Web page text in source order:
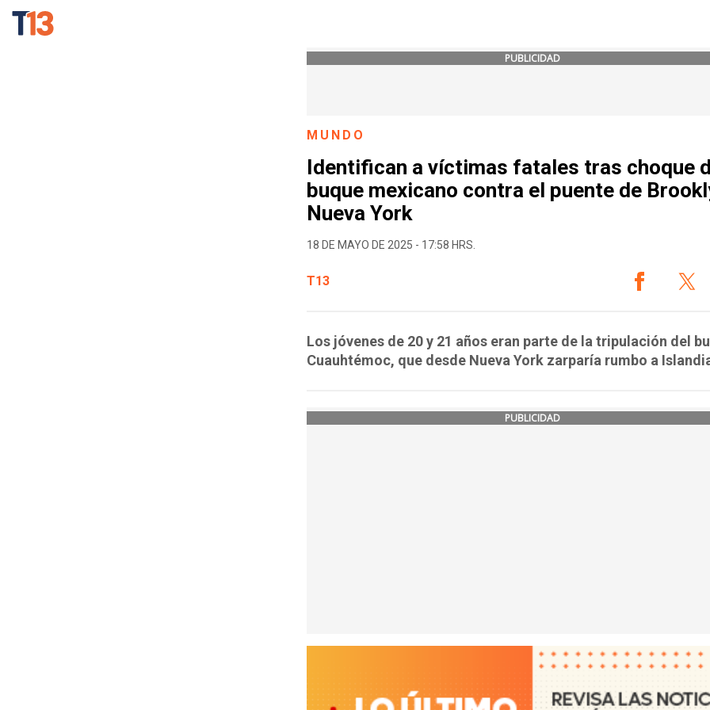
PUBLICIDAD
MUNDO
Identifican a víctimas fatales tras choque
buque mexicano contra el puente de
Nueva York
18 DE MAYO DE 2025 - 17:58 HRS.
T13
Los jóvenes de 20 y 21 años eran parte de la tripulación del
Cuauhtémoc, que desde Nueva York zarparía rumbo a
PUBLICIDAD